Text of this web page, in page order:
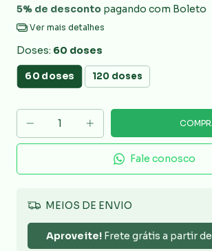
5% de desconto pagando com Boleto
Ver mais detalhes
Doses: 60 doses
60 doses 120 doses
Fale conosco
MEIOS DE ENVIO
Aproveite!Frete grátis a partir de